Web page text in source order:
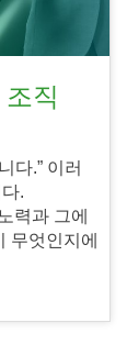
직
다.” 이러
.
력과 그에
무엇인지에